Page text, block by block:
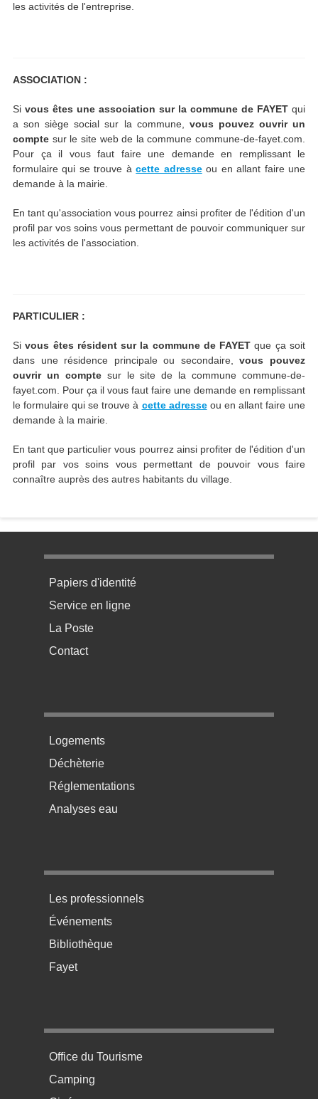
les activités de l'entreprise.
ASSOCIATION :
Si vous êtes une association sur la commune de FAYET qui
a son siège social sur la commune, vous pouvez ouvrir un
compte sur le site web de la commune commune-de-fayet.com.
Pour ça il vous faut faire une demande en remplissant le
formulaire qui se trouve àcette adresseou en allant faire une
demande à la mairie.
En tant qu'association vous pourrez ainsi profiter de l'édition d'un
profil par vos soins vous permettant de pouvoir communiquer sur
les activités de l'association.
PARTICULIER :
Sivous êtes résident sur la commune de FAYET que ça soit
dans une résidence principale ou secondaire,vous pouvez
ouvrir un comptesur le site de la commune commune-de-
fayet.com. Pour ça il vous faut faire une demande en remplissant
le formulaire qui se trouve à cette adresseou en allant faire une
demande à la mairie.
En tant que particulier vous pourrez ainsi profiter de l'édition d'un
profil par vos soins vous permettant de pouvoir vous faire
connaître auprès des autres habitants du village.
Menu pratique bas de page 1
Papiers d'identité
Service en ligne
La Poste
Contact
Menu pratique bas de page 2
Logements
Déchèterie
Réglementations
Analyses eau
Menu pratique bas de page 3
Les professionnels
Événements
Bibliothèque
Fayet
Menu pratique bas de page 4
Office du Tourisme
Camping